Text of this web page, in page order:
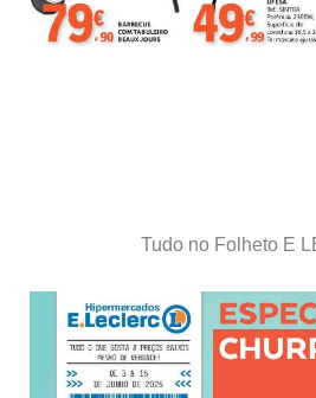
Tudo no Folheto E